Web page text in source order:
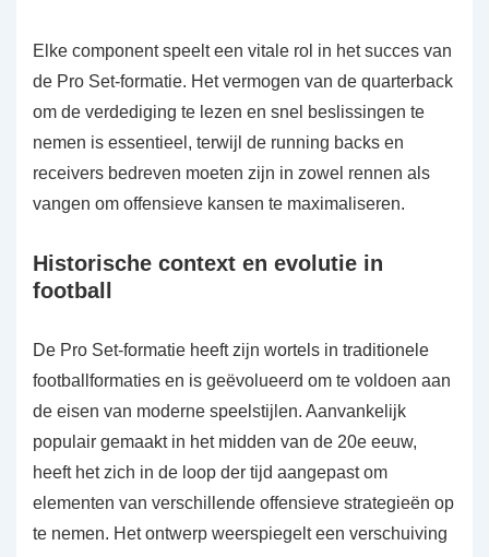
Elke component speelt een vitale rol in het succes van
de Pro Set-formatie. Het vermogen van de quarterback
om de verdediging te lezen en snel beslissingen te
nemen is essentieel, terwijl de running backs en
receivers bedreven moeten zijn in zowel rennen als
vangen om offensieve kansen te maximaliseren.
Historische context en evolutie in
football
De Pro Set-formatie heeft zijn wortels in traditionele
footballformaties en is geëvolueerd om te voldoen aan
de eisen van moderne speelstijlen. Aanvankelijk
populair gemaakt in het midden van de 20e eeuw,
heeft het zich in de loop der tijd aangepast om
elementen van verschillende offensieve strategieën op
te nemen. Het ontwerp weerspiegelt een verschuiving